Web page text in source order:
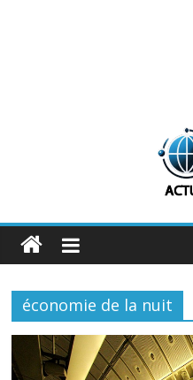
ActuInfos
De
des
infos
ActuInfos
économie de la nuit